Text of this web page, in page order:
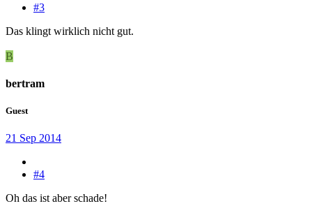
#3
Das klingt wirklich nicht gut.
B
bertram
Guest
21 Sep 2014
#4
Oh das ist aber schade!